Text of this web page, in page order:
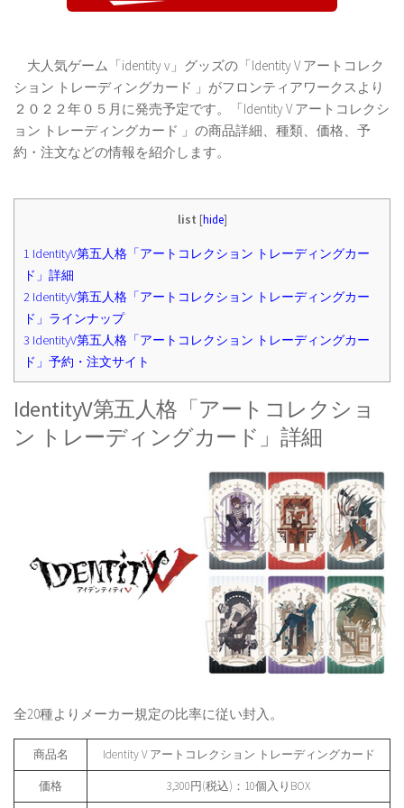
大人気ゲーム「identity v」グッズの「Identity V アートコレク
ション トレーディングカード 」がフロンティアワークスより
２０２２年０５月に発売予定です。「Identity V アートコレクシ
ョン トレーディングカード 」の商品詳細、種類、価格、予
約・注文などの情報を紹介します。
list [hide]
1 IdentityV第五人格「アートコレクション トレーディングカー
ド」詳細
2 IdentityV第五人格「アートコレクション トレーディングカー
ド」ラインナップ
3 IdentityV第五人格「アートコレクション トレーディングカー
ド」予約・注文サイト
IdentityV第五人格「アートコレクショ
ン トレーディングカード」詳細
全20種よりメーカー規定の比率に従い封入。
商品名 Identity V アートコレクション トレーディングカード
価格 3,300円(税込)：10個入りBOX